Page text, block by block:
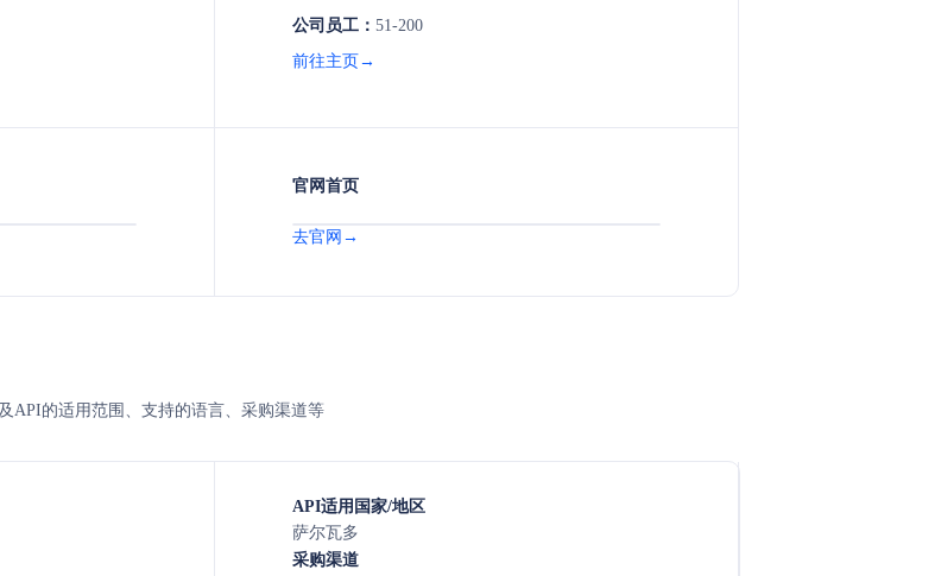
公司员工： 51-200
前往主页→
官网首页
去官网→
API的适用范围、支持的语言、采购渠道等
API适用国家/地区
萨尔瓦多
采购渠道